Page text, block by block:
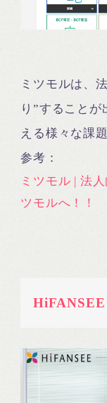
ミツモルは、
り”すること
える様々な課
参考：
ミツモル | 法
ツモルへ！！
HiFANSEE